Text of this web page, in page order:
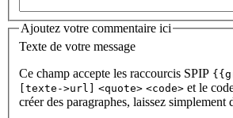
Ajoutez votre commentaire ici
Texte de votre message
Ce champ accepte les raccourcis SPIP
[texte->url]
<quote> <code> et le
créer des paragraphes, laissez simplement